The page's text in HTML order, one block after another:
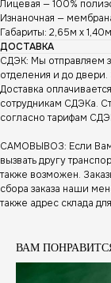
Лицевая — 100%
Изнаночная —
Габариты: 2,65м х 1,40м
ДОСТАВКА
СДЭК: Мы отправляем
отделения и до двери.
Доставка
сотрудникам СДЭКа.
согласно тарифам
САМОВЫВОЗ: Если Вам
вызвать другу
также возможен.
сбора заказа наши
также адрес склада
ВАМ